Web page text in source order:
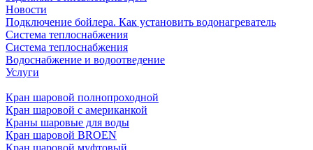
Новости
Подключение бойлера. Как установить водонагреватель
Система теплоснабжения
Система теплоснабжения
Водоснабжение и водоотведение
Услуги
Кран шаровой полнопроходной
Кран шаровой с американкой
Краны шаровые для воды
Кран шаровой BROEN